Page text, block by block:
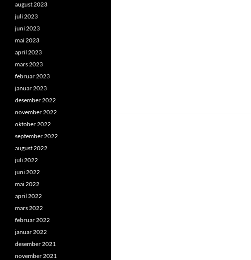
august 2023
juli 2023
juni 2023
mai 2023
april 2023
mars 2023
februar 2023
januar 2023
desember 2022
november 2022
oktober 2022
september 2022
august 2022
juli 2022
juni 2022
mai 2022
april 2022
mars 2022
februar 2022
januar 2022
desember 2021
november 2021